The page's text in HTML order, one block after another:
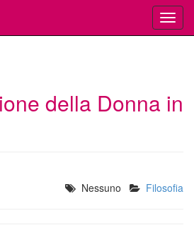
della Donna in
Nessuno
Filosofia